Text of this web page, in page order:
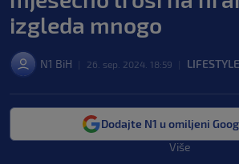
izgleda mnogo
N1 BiH 26. sep. 2024. 18:59 LIFESTYLE
Dodajte N1 u omiljeni
Više